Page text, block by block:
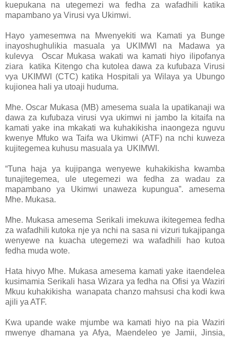
kuepukana na utegemezi wa fedha za wafadhili katika
mapambano ya Virusi vya Ukimwi.
Hayo yamesemwa na Mwenyekiti wa Kamati ya Bunge
inayoshughulikia masuala ya UKIMWI na Madawa ya
kulevya Oscar Mukasa wakati wa kamati hiyo ilipofanya
ziara katika Kitengo cha kutolea dawa za kufubaza Virusi
vya UKIMWI (CTC) katika Hospitali ya Wilaya ya Ubungo
kujionea hali ya utoaji huduma.
Mhe. Oscar Mukasa (MB) amesema suala la upatikanaji wa
dawa za kufubaza virusi vya ukimwi ni jambo la kitaifa na
kamati yake ina mkakati wa kuhakikisha inaongeza nguvu
kwenye Mfuko wa Taifa wa Ukimwi (ATF) na nchi kuweza
kujitegemea kuhusu masuala ya UKIMWI.
“Tuna haja ya kujipanga wenyewe kuhakikisha kwamba
tunajitegemea, ule utegemezi wa fedha za wadau za
mapambano ya Ukimwi unaweza kupungua”. amesema
Mhe. Mukasa.
Mhe. Mukasa amesema Serikali imekuwa ikitegemea fedha
za wafadhili kutoka nje ya nchi na sasa ni vizuri tukajipanga
wenyewe na kuacha utegemezi wa wafadhili hao kutoa
fedha muda wote.
Hata hivyo Mhe. Mukasa amesema kamati yake itaendelea
kusimamia Serikali hasa Wizara ya fedha na Ofisi ya Waziri
Mkuu kuhakikisha wanapata chanzo mahsusi cha kodi kwa
ajili ya ATF.
Kwa upande wake mjumbe wa kamati hiyo na pia Waziri
mwenye dhamana ya Afya, Maendeleo ye Jamii, Jinsia,